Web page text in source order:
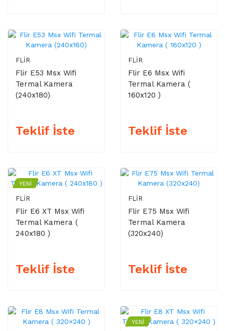
FLIR
Flir E53 Msx Wifi
Termal Kamera
(240x180)
Teklif İste
FLIR
Flir E6 Msx Wifi
Termal Kamera (
160x120 )
Teklif İste
YENI
FLIR
Flir E6 XT Msx Wifi
Termal Kamera (
240x180 )
Teklif İste
FLIR
Flir E75 Msx Wifi
Termal Kamera
(320x240)
Teklif İste
YENI